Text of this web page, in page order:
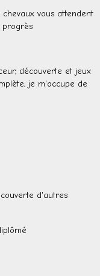
vous attendent
progrès
découverte et jeux
je m'occupe de
d'autres